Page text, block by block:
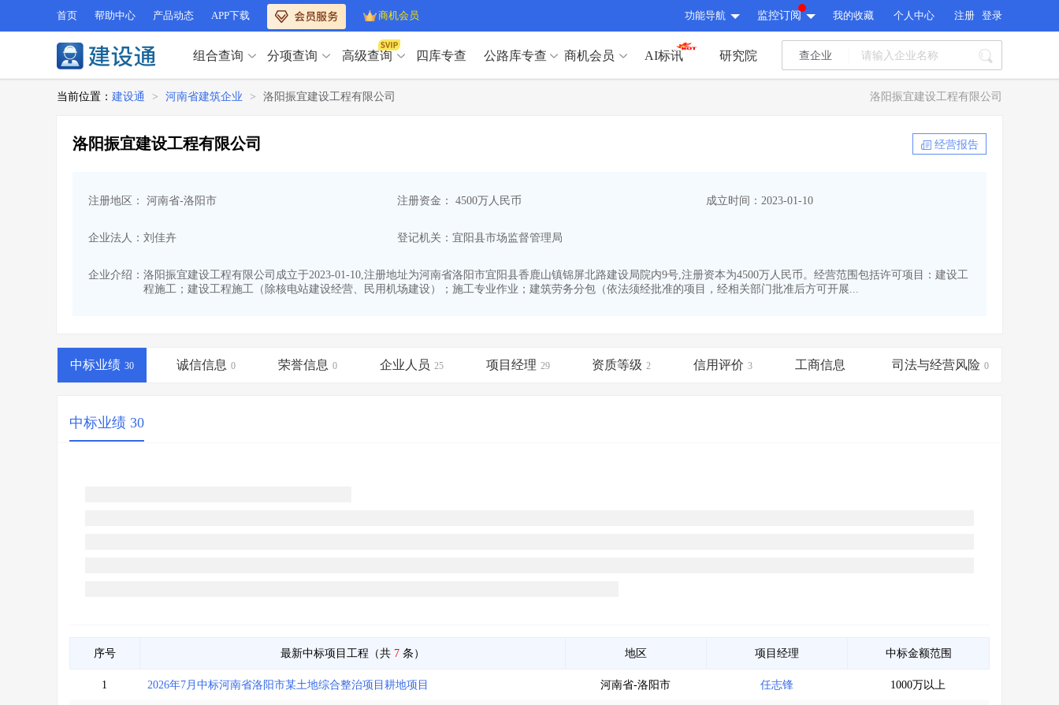
首页 帮助中心 产品动态 APP下载 商机会员 功能导航 监控订阅 我的收藏 个人中心 注册 登录
分项查询（VIP）
查资质> 查人员>
查荣誉 > 查诚信 >
招标信息>
公路库专查>
宏观经济>
商机会员
土地交易> 省市重点项目
研究报告>
其他服务
组合查询 分项查询 高级查询 四库专查 公路库专查 商机会员 AI标讯 研究院 查企业
查荣誉>
招标信息>
省库业绩查询
水利库专查
>
组合查询-广州>
下浮率>
宏观经济 > 建企舆情
政策规划> 招投标规则 >
业主专查> 项目商机
API接口 > 市场经营AI云平台>
会员服务> 数据导出服务 >
当前位置： 建设通 > 河南省建筑企业 > 洛阳振宜建设工程有限公司 洛阳振宜建设工程有限公司
洛阳振宜建设工程有限公司 经营报告
注册地区： 河南省-洛阳市 注册资金： 4500万人民币 成立时间：2023-01-10
企业法人：刘佳卉 登记机关：宜阳县市场监督管理局
企业介绍： 洛阳振宜建设工程有限公司成立于2023-01-10,注册地址为河南省洛阳市宜阳县香鹿山镇锦屏北路建设局院内9号,注册资本为4500万人民币。经营范围包括许可项目：建设工
程施工；建设工程施工（除核电站建设经营、民用机场建设）；施工专业作业；建筑劳务分包（依法须经批准的项目，经相关部门批准后方可开展...
中标业绩 30 诚信信息 0 荣誉信息 0 企业人员 25 项目经理 29 资质等级 2 信用评价 3 工商信息 司法与经营风险 0
中标业绩 30
序号 最新中标项目工程（共 7 条） 地区 项目经理 中标金额范围
1 2026年7月中标河南省洛阳市某土地综合整治项目耕地项目 河南省-洛阳市 任志锋 1000万以上